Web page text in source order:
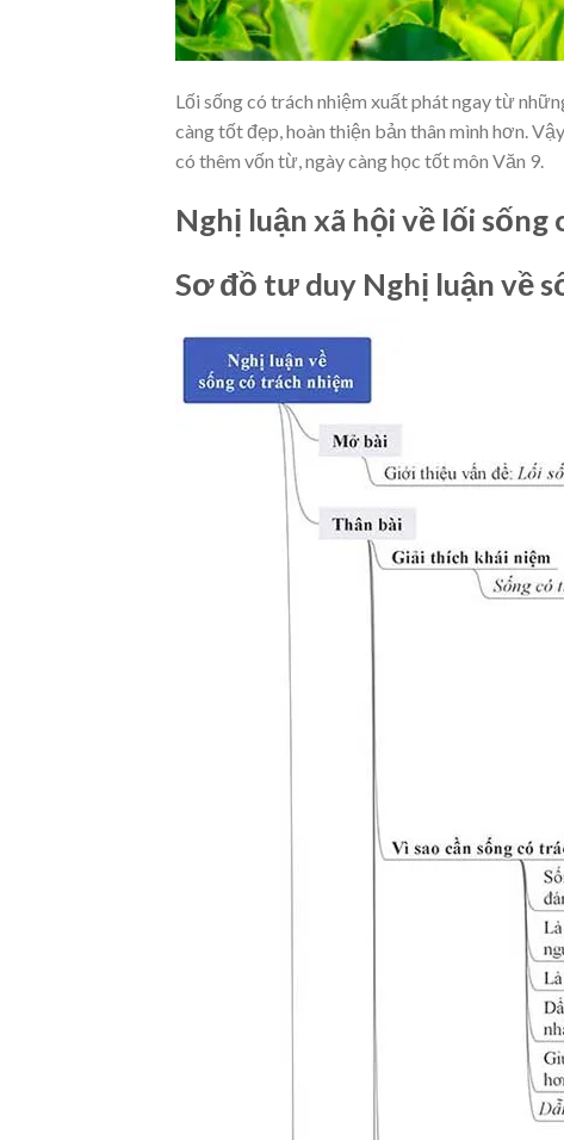
Lối sống có trách nhiệm xuất phát ngay từ
càng tốt đẹp, hoàn thiện bản thân mình hơn.
có thêm vốn từ, ngày càng học tốt môn Văn 9.
Nghị luận xã hội về lối sống
Sơ đồ tư duy Nghị luận về